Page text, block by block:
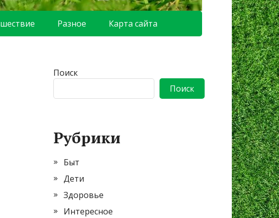
Разное Карта сайта
Поиск
Поиск
Рубрики
Быт
Дети
Здоровье
Интересное